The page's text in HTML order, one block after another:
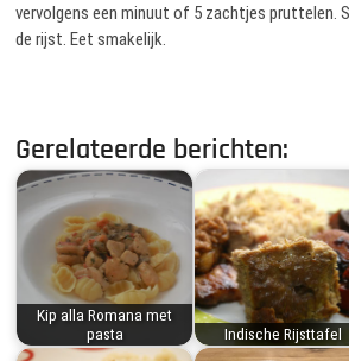
vervolgens een minuut of 5 zachtjes pruttelen.
de rijst. Eet smakelijk.
Gerelateerde berichten:
Kip alla Romana met
pasta
Indische Rijsttafel